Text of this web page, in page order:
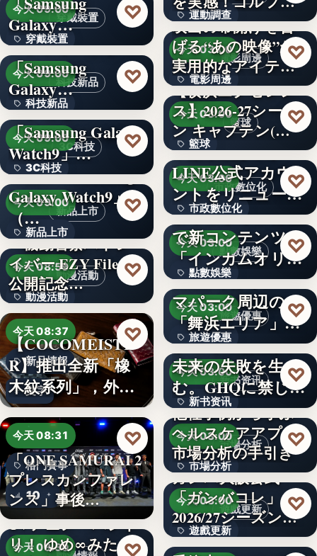
文字
穿戴裝置
今天 09:00
穿戴裝置
文字
Galaxy…
♡
科技新品
今天 09:00
科技新品
文字
＜ソフトバンク＞
「Samsung
Galaxy…
♡
3C科技
今天 09:00
3C科技
文字
＜ドコモ＞
「Samsung Galaxy
Watch9」…
♡
新品上市
今天 09:00
新品上市
文字
＜au＞「Samsung
Galaxy Watch9」
（…
♡
動漫活動
今天 08:59
動漫活動
3,000円
『機動警察パトレ
イバー EZY File 2』
公開記念…
♡
今天 08:37
新品情報
文字
【COCOMEISTE
R】推出全新「橡
木紋系列」，外層
採…
♡
今天 08:31
格鬥賽事
10
「ONE SAMURAI 2
プレスカンファレ
ンス」事後…
♡
今天 08:30
TVアニメ「バンド
リ！ ゆめ∞みた」♡
運動調查
34%
始め…
電影周邊
今天 03:00
電影周邊
75
映画の幕開けを告
げる“あの映像”が
実用的なアイテム
に！「…
♡
籃球
今天 03:00
籃球
3
【横浜エクセレン
ス】2026-27シーズ
ン キャプテン(…
♡
市政數位化
今天 03:00
市政數位化
文字
千葉県茂原市が
LINE公式アカウ
ントをリニューア
ル！プレ…
♡
點數娛樂
今天 03:00
點數娛樂
文字
ポイントインカム
で新コンテンツ
「インカムオリ
パ」開始
♡
旅遊優惠
今天 03:00
旅遊優惠
文字
Peachで行くテー
マパーク周辺の
「舞浜エリア」ホ
テルも…
♡
新书资讯
今天 03:00
新书资讯
文字
かつての成功が、
未来の失敗を生
む。GHQに禁じら
れた「禁…
♡
市場分析
今天 03:00
市場分析
500
他社事例から学ぶ
ヘルスケアアプリ
市場分析の手引き
♡
遊戲更新
今天 03:00
遊戲更新
ガンバ大阪公式
「ガンバコレ」
2026/27シーズン開
幕！…
♡